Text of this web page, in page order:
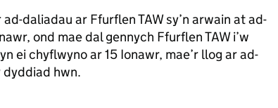
daliadau ar Ffurflen TAW sy’n arwain at ad-
ond mae dal gennych Ffurflen TAW i’w
ei chyflwyno ar 15 Ionawr, mae’r llog ar ad-
hwn.